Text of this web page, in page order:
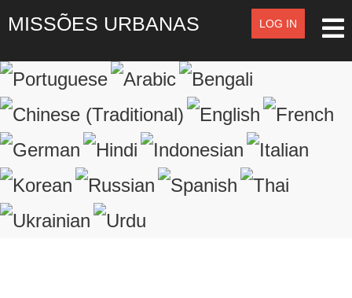
MISSÕES URBANAS LOG IN
LOGIN Registre-se
Lembrar de Mim
Esqueceu o nome de usuário?